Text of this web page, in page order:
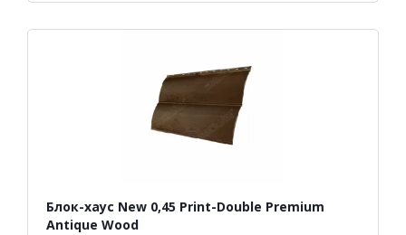
Блок-хаус New 0,45 Print-Double Premium
Antique Wood